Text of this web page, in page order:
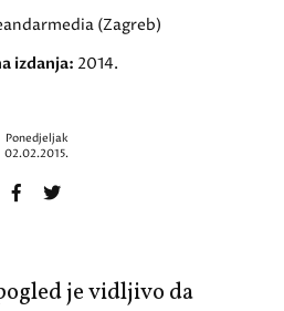
(Zagreb)
izdanja: 2014.
Ponedjeljak
02.02.2015.
je vidljivo da